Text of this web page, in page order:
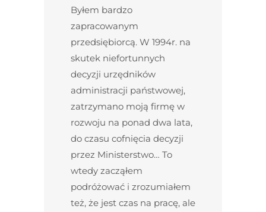
Byłem bardzo
zapracowanym
przedsiębiorcą. W 1994r. na
skutek niefortunnych
decyzji urzędników
administracji państwowej,
zatrzymano moją firmę w
rozwoju na ponad dwa lata,
do czasu cofnięcia decyzji
przez Ministerstwo… To
wtedy zacząłem
podróżować i zrozumiałem
też, że jest czas na pracę, ale